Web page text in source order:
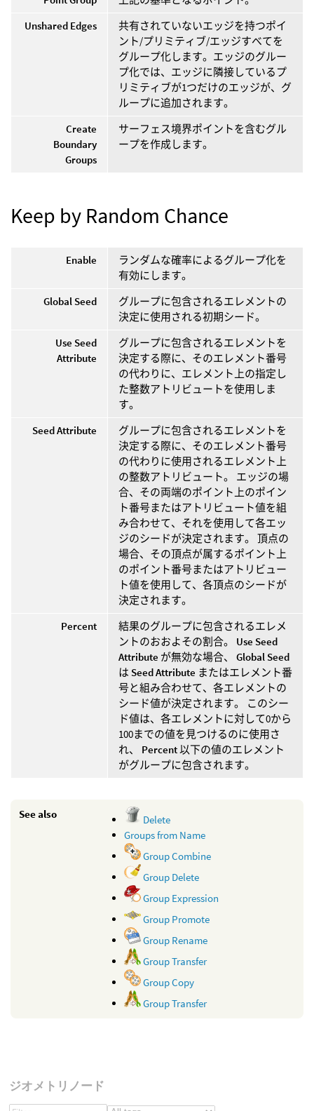
Unshared Edges
共有されていないエッジを持つポイ
ント/プリミティブ/エッジすべてを
グループ化します。エッジのグルー
プ化では、エッジに隣接しているプ
リミティブが1つだけのエッジが、グ
ループに追加されます。
Create
Boundary
Groups
サーフェス境界ポイントを含むグル
ープを作成します。
Keep by Random Chance
Enable
ランダムな確率によるグループ化を
有効にします。
Global Seed
グループに包含されるエレメントの
決定に使用される初期シード。
Use Seed
Attribute
グループに包含されるエレメントを
決定する際に、そのエレメント番号
の代わりに、エレメント上の指定し
た整数アトリビュートを使用しま
す。
Seed Attribute
グループに包含されるエレメントを
決定する際に、そのエレメント番号
の代わりに使用されるエレメント上
の整数アトリビュート。 エッジの場
合、その両端のポイント上のポイン
ト番号またはアトリビュート値を組
み合わせて、それを使用して各エッ
ジのシードが決定されます。 頂点の
場合、その頂点が属するポイント上
のポイント番号またはアトリビュー
ト値を使用して、各頂点のシードが
決定されます。
Percent
結果のグループに包含されるエレメ
ントのおおよその割合。 Use Seed
Attribute が無効な場合、 Global Seed
は Seed Attribute またはエレメント番
号と組み合わせて、各エレメントの
シード値が決定されます。 このシー
ド値は、各エレメントに対して0から
100までの値を見つけるのに使用さ
れ、 Percent以下の値のエレメント
がグループに包含されます。
See also
Delete
Groups from Name
Group Combine
Group Delete
Group Expression
Group Promote
Group Rename
Group Transfer
Group Copy
Group Transfer
ジオメトリノード